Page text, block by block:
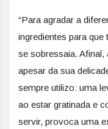
“Para agradar a
ingredientes para que
se sobressaia. Afinal,
apesar da sua
sempre utilizo: uma
ao estar gratinada e
servir, provoca uma